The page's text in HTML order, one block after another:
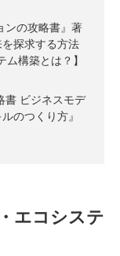
ンの攻略書』著
探求する方法
構築とは？】
書 ビジネスモデ
のつくり方』
エコシステ